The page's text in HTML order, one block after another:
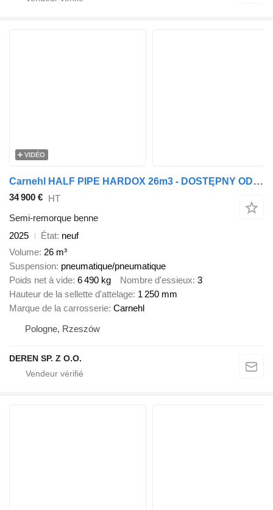
VIDÉO
Carnehl HALF PIPE HARDOX 26m3 - DOSTĘPNY OD RĘKI
34 900 € HT
Semi-remorque benne
2025
État neuf
Volume 26 m³
Suspension pneumatique/pneumatique
Poids net à vide 6 490 kg Nombre d'essieux 3
Hauteur de la sellette d'attelage 1 250 mm
Marque de la carrosserie Carnehl
Pologne, Rzeszów
DEREN SP. Z O.O.